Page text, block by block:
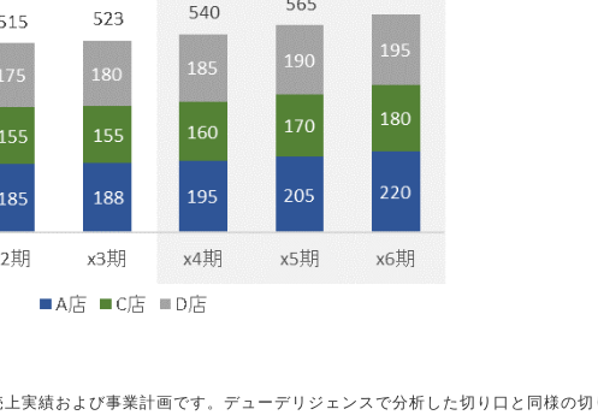
実績および事業計画です。デューデリジェンスで分析した切り口と同様の切